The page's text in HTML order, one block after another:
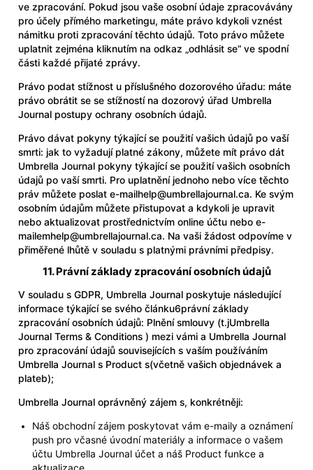
ve zpracování. Pokud jsou vaše osobní údaje zpracovávány
pro účely přímého marketingu, máte právo kdykoli vznést
námitku proti zpracování těchto údajů. Toto právo můžete
uplatnit zejména kliknutím na odkaz „odhlásit se“ ve spodní
části každé přijaté zprávy.
Právo podat stížnost u příslušného dozorového úřadu: máte
právo obrátit se se stížností na dozorový úřad Umbrella
Journal postupy ochrany osobních údajů.
Právo dávat pokyny týkající se použití vašich údajů po vaší
smrti: jak to vyžadují platné zákony, můžete mít právo dát
Umbrella Journal pokyny týkající se použití vašich osobních
údajů po vaší smrti. Pro uplatnění jednoho nebo více těchto
práv můžete poslat e-mailhelp@umbrellajournal.ca. Ke svým
osobním údajům můžete přistupovat a kdykoli je upravit
nebo aktualizovat prostřednictvím online účtu nebo e-
mailemhelp@umbrellajournal.ca. Na vaši žádost odpovíme v
přiměřené lhůtě v souladu s platnými právními předpisy.
11. Právní základy zpracování osobních údajů
V souladu s GDPR, Umbrella Journal poskytuje následující
informace týkající se svého článku6právní základy
zpracování osobních údajů: Plnění smlouvy (t.jUmbrella
Journal Terms & Conditions ) mezi vámi a Umbrella Journal
pro zpracování údajů souvisejících s vaším používáním
Umbrella Journal s Product s(včetně vašich objednávek a
plateb);
Umbrella Journal oprávněný zájem s, konkrétněji:
Náš obchodní zájem poskytovat vám e-maily a oznámení
push pro včasné úvodní materiály a informace o vašem
účtu Umbrella Journal účet a náš Product funkce a